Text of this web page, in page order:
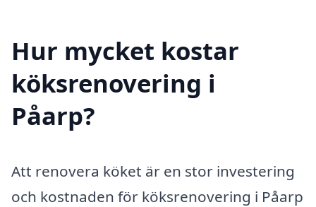
Hur mycket kostar
köksrenovering i
Påarp?
Att renovera köket är en stor investering
och kostnaden för köksrenovering i Påarp